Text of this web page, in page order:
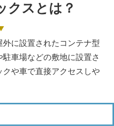
クスとは？
に設置されたコンテナ型
車場などの敷地に設置さ
や車で直接アクセスしや